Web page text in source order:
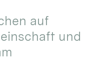
auf
und